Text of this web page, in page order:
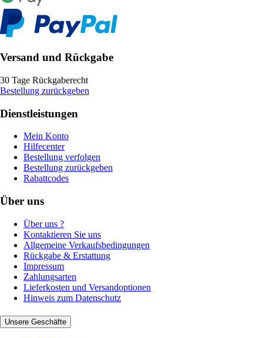
Versand und Rückgabe
30 Tage Rückgaberecht
Bestellung zurückgeben
Dienstleistungen
Mein Konto
Hilfecenter
Bestellung verfolgen
Bestellung zurückgeben
Rabattcodes
Über uns
Über uns ?
Kontaktieren Sie uns
Allgemeine Verkaufsbedingungen
Rückgabe & Erstattung
Impressum
Zahlungsarten
Lieferkosten und Versandoptionen
Hinweis zum Datenschutz
Unsere Geschäfte